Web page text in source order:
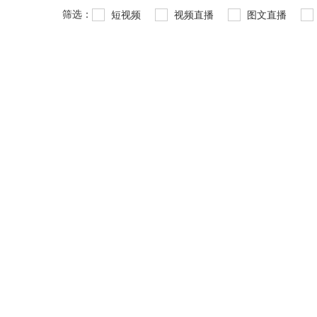
筛选： 短视频 视频直播 图文直播